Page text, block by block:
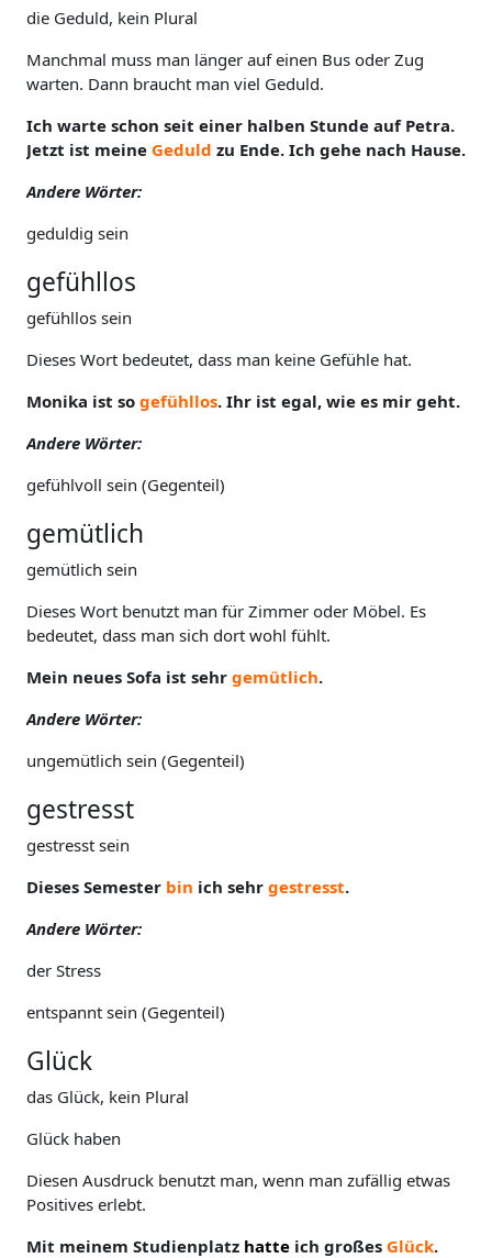
die Geduld, kein Plural
Manchmal muss man länger auf einen Bus oder Zug
warten. Dann braucht man viel Geduld.
Ich warte schon seit einer halben Stunde auf Petra.
Jetzt ist meine Geduld zu Ende. Ich gehe nach Hause.
Andere Wörter:
geduldig sein
gefühllos
gefühllos sein
Dieses Wort bedeutet, dass man keine Gefühle hat.
Monika ist so gefühllos. Ihr ist egal, wie es mir geht.
Andere Wörter:
gefühlvoll sein (Gegenteil)
gemütlich
gemütlich sein
Dieses Wort benutzt man für Zimmer oder Möbel. Es
bedeutet, dass man sich dort wohl fühlt.
Mein neues Sofa ist sehr gemütlich.
Andere Wörter:
ungemütlich sein (Gegenteil)
gestresst
gestresst sein
Dieses Semester bin ich sehr gestresst.
Andere Wörter:
der Stress
entspannt sein (Gegenteil)
Glück
das Glück, kein Plural
Glück haben
Diesen Ausdruck benutzt man, wenn man zufällig etwas
Positives erlebt.
Mit meinem Studienplatz hatte ich großes Glück.